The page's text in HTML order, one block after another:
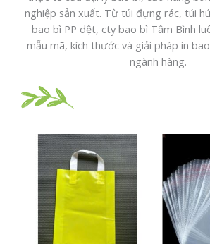
nghiệp sản xuất. Từ túi đựng rác, túi
bao bì PP dệt, cty bao bì Tâm Bình
mẫu mã, kích thước và giải pháp in
ngành hàng.